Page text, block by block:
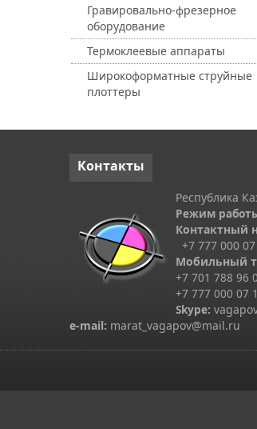
Гравировально-фрезерное
оборудование
Термоклеевые аппараты
Широкоформатные струйные
плоттеры
Контакты
Республика
Режим
Контактный
+7 777 000
Мобильный
+7 701 788 96
+7 777 000 07
Skype:
e-mail: marat_vagapov@mail.ru